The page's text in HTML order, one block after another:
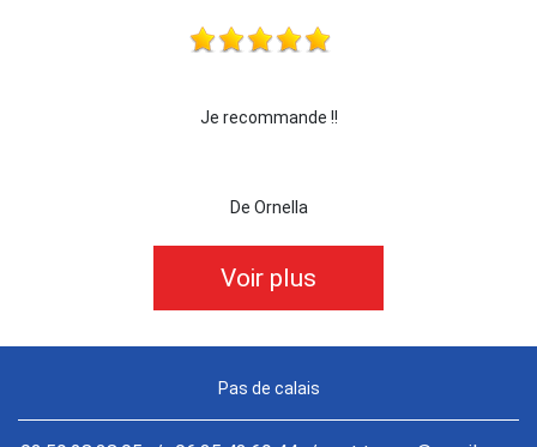
je recommande cette entreprise les yeux
Voir plus
Pas de calais